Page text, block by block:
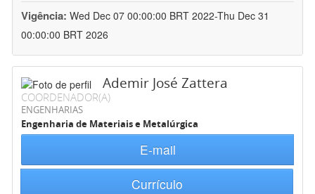
Vigência: Wed Dec 07 00:00:00 BRT 2022-Thu Dec 31
00:00:00 BRT 2026
Ademir José Zattera
COORDENADOR(A)
ENGENHARIAS
Engenharia de Materiais e Metalúrgica
E-mail
Currículo